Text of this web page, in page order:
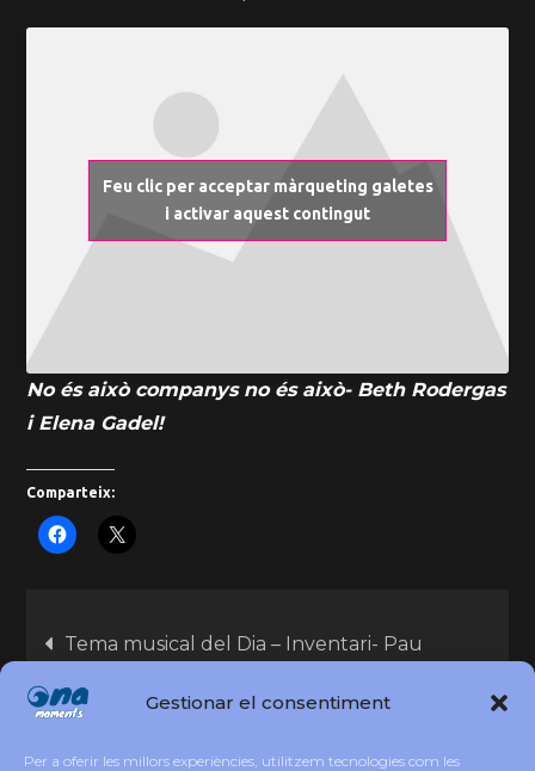
Gestionar el consentiment
Per a oferir les millors experiències, utilitzem tecnologies com les
Feu clic per acceptar màrqueting galetes
i activar aquest contingut
No és això companys no és això- Beth Rodergas
i Elena Gadel!
Comparteix:
Tema musical del Dia – Inventari- Pau